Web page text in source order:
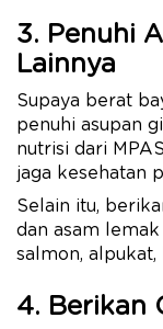
3. Penuhi
Lainnya
Supaya berat
penuhi asupan
nutrisi dari
jaga kesehatan
Selain itu,
dan asam
salmon, alpukat,
4. Berikan